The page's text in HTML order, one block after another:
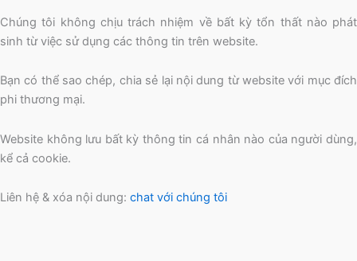
Chúng tôi không chịu trách nhiệm về bất kỳ tổn thất nào phát
sinh từ việc sử dụng các thông tin trên website.
Bạn có thể sao chép, chia sẻ lại nội dung từ website với mục đích
phi thương mại.
Website không lưu bất kỳ thông tin cá nhân nào của người dùng,
kể cả cookie.
Liên hệ & xóa nội dung: chat với chúng tôi